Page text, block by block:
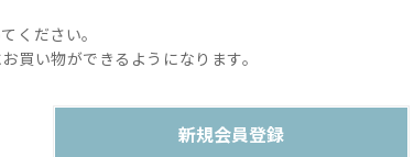
ください。
買い物ができるようになります。